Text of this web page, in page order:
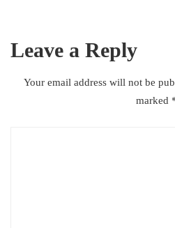
Leave a Reply
Your email address will not be
marked